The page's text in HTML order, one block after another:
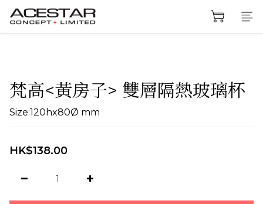
梵高<黃房子> 雙層隔熱玻璃杯
Size:120hx80Ø mm
HK$138.00